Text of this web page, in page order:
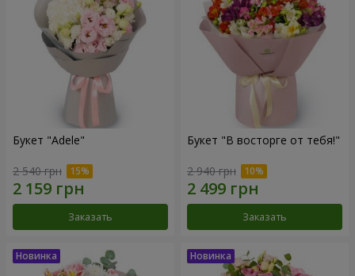
Букет "Adele"
2 540 грн
Заказать
Букет "В восторге от тебя!"
2 940 грн
Заказать